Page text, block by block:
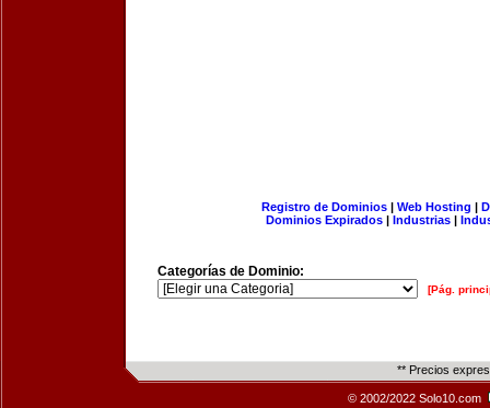
Registro de Dominios| Web Hosting |
Dominios Expirados | Industrias |
Categorías de Dominio:
[Pág.
** Precios
© 2002/2022 Solo10.com